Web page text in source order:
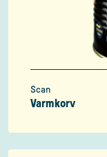
Scan
Varmkorv